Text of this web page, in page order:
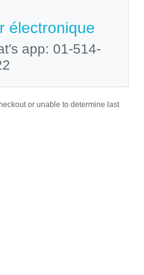
électronique
app: 01-514-
or unable to determine last